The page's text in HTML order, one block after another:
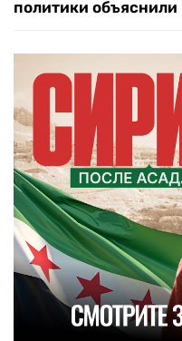
политики объяснили